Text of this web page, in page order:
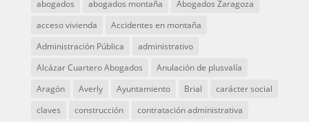
abogados abogados montaña
Abogados Zaragoza
acceso vivienda
Accidentes en montaña
Administración Pública
administrativo
Alcázar Cuartero Abogados
Anulación de plusvalía
Aragón
Averly Ayuntamiento Brial
carácter social
claves
construcción
contratación administrativa